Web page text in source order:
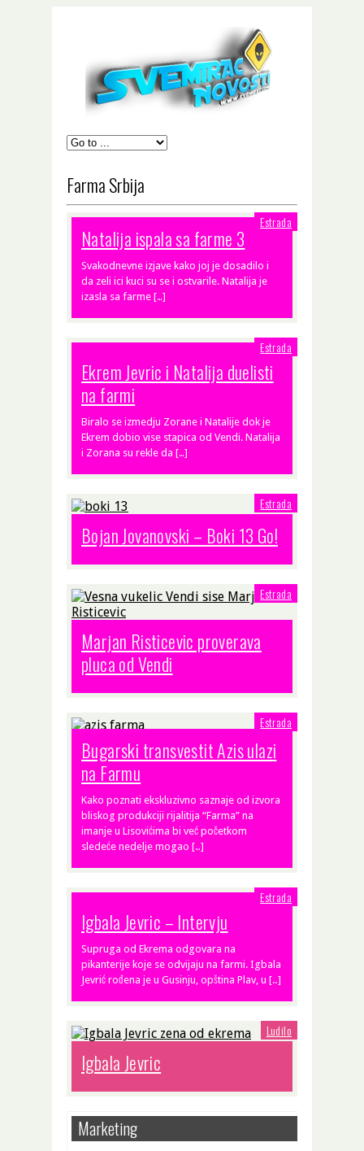
Farma Srbija
Estrada
Natalija ispala sa farme 3
Svakodnevne izjave kako joj je dosadilo i
da zeli ici kuci su se i ostvarile. Natalija je
izasla sa farme […]
Estrada
Ekrem Jevric i Natalija duelisti
na farmi
Biralo se izmedju Zorane i Natalije dok je
Ekrem dobio vise stapica od Vendi. Natalija
i Zorana su rekle da […]
Estrada
Bojan Jovanovski – Boki 13 Go!
Estrada
Marjan Risticevic proverava
pluca od Vendi
Estrada
Bugarski transvestit Azis ulazi
na Farmu
Kako poznati ekskluzivno saznaje od izvora
bliskog produkciji rijalitija “Farma” na
imanje u Lisovićima bi već početkom
sledeće nedelje mogao […]
Estrada
Igbala Jevric – Intervju
Supruga od Ekrema odgovara na
pikanterije koje se odvijaju na farmi. Igbala
Jevrić rođena je u Gusinju, opština Plav, u […]
Ludilo
Igbala Jevric
Marketing